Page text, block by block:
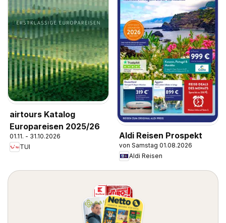
airtours Katalog
Europareisen 2025/26
01.11. - 31.10.2026
TUI
Aldi Reisen Prospekt
von Samstag 01.08.2026
Aldi Reisen